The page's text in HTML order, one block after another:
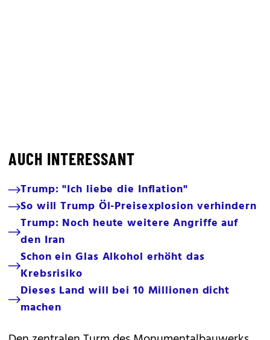
AUCH INTERESSANT
Trump: "Ich liebe die Inflation"
So will Trump Öl-Preisexplosion verhindern
Trump: Noch heute weitere Angriffe auf
den Iran
Schon ein Glas Alkohol erhöht das
Krebsrisiko
Dieses Land will bei 10 Millionen dicht
machen